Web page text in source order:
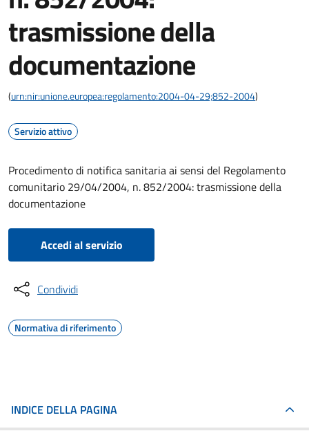
trasmissione della
documentazione
(urn:nir:unione.europea:regolamento:2004-04-29;852-2004)
Servizio attivo
Procedimento di notifica sanitaria ai sensi del Regolamento
comunitario 29/04/2004, n. 852/2004: trasmissione della
documentazione
Accedi al servizio
Condividi
Normativa di riferimento
INDICE DELLA PAGINA